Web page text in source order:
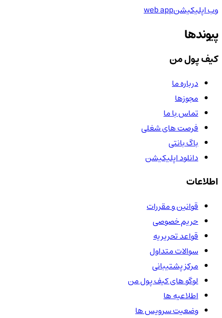
وب اپلیکیشنweb app
پیوندها
کیف پول من
درباره ما
مجوزها
تماس با ما
فرصت های شغلی
باگ بانتی
دانلود اپلیکیشن
اطلاعات
قوانین و مقررات
حریم خصوصی
قواعد تحریریه
سوالات متداول
مرکز پشتیبانی
لوگو های کیف پول من
اطلاعیه ها
وضعیت سرویس ها